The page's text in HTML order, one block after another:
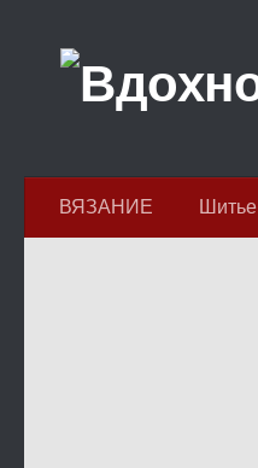
ВЯЗАНИЕ Шитье